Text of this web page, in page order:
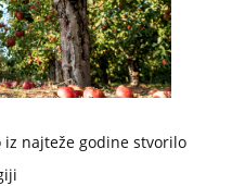
iz najteže godine stvorilo